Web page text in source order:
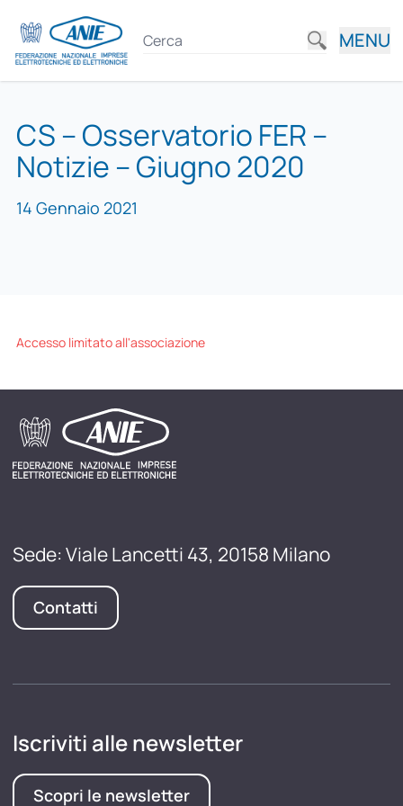
MENU
CS – Osservatorio FER –
Notizie – Giugno 2020
14 Gennaio 2021
Accesso limitato all'associazione
Sede: Viale Lancetti 43, 20158 Milano
Contatti
Iscriviti alle newsletter
Scopri le newsletter